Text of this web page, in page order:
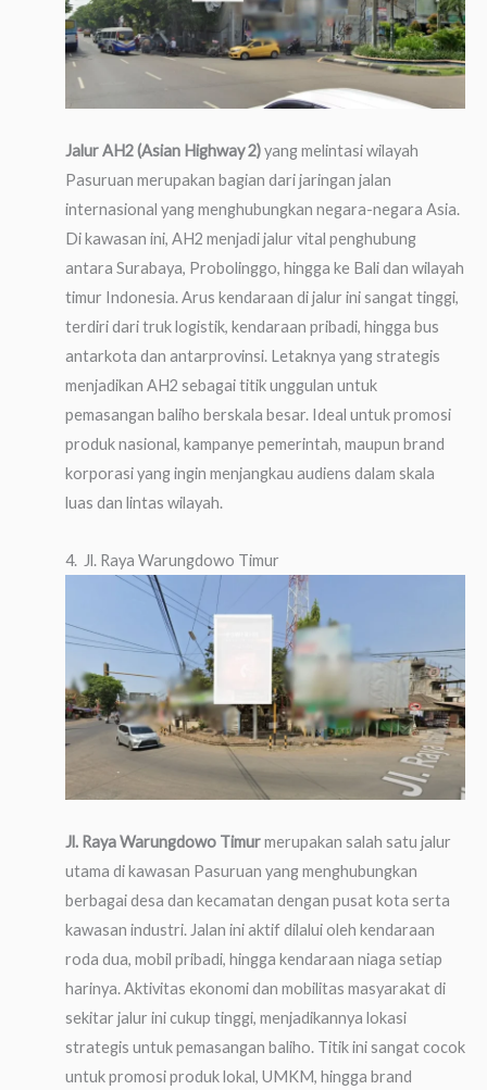
Jalur AH2 (Asian Highway 2)yang melintasi wilayah
Pasuruan merupakan bagian dari jaringan jalan
internasional yang menghubungkan negara-negara Asia.
Di kawasan ini, AH2 menjadi jalur vital penghubung
antara Surabaya, Probolinggo, hingga ke Bali dan wilayah
timur Indonesia. Arus kendaraan di jalur ini sangat tinggi,
terdiri dari truk logistik, kendaraan pribadi, hingga bus
antarkota dan antarprovinsi. Letaknya yang strategis
menjadikan AH2 sebagai titik unggulan untuk
pemasangan baliho berskala besar. Ideal untuk promosi
produk nasional, kampanye pemerintah, maupun brand
korporasi yang ingin menjangkau audiens dalam skala
luas dan lintas wilayah.
4. Jl. Raya Warungdowo Timur
Jl. Raya Warungdowo Timurmerupakan salah satu jalur
utama di kawasan Pasuruan yang menghubungkan
berbagai desa dan kecamatan dengan pusat kota serta
kawasan industri. Jalan ini aktif dilalui oleh kendaraan
roda dua, mobil pribadi, hingga kendaraan niaga setiap
harinya. Aktivitas ekonomi dan mobilitas masyarakat di
sekitar jalur ini cukup tinggi, menjadikannya lokasi
strategis untuk pemasangan baliho. Titik ini sangat cocok
untuk promosi produk lokal, UMKM, hingga brand